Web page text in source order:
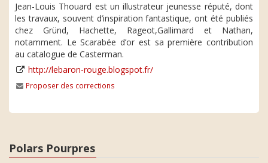
Jean-Louis Thouard est un illustrateur jeunesse réputé, dont
les travaux, souvent d’inspiration fantastique, ont été publiés
chez Gründ, Hachette, Rageot,Gallimard et Nathan,
notamment. Le Scarabée d’or est sa première contribution
au catalogue de Casterman.
http://lebaron-rouge.blogspot.fr/
Proposer des corrections
Polars Pourpres